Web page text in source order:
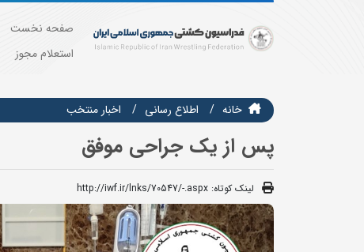
صفحه نخست
استعلام مجوز
خانه اطلاع رسانی اخبار منتخب
پس از یک جراحی موفق
لینک کوتاه: http://iwf.ir/lnks/70547/-.aspx